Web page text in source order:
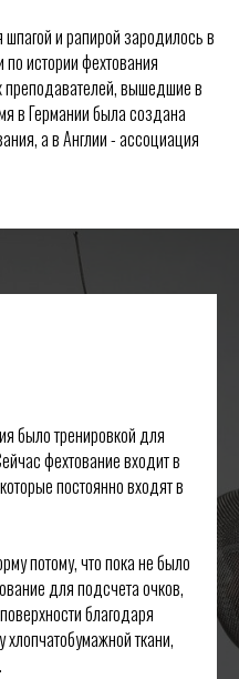
и рапирой зародилось в
истории фехтования
преподавателей, вышедшие в
в Германии была создана
а в Англии - ассоциация
было тренировкой для
фехтование входит в
постоянно входят в
потому, что пока не было
для подсчета очков,
благодаря
ткани,